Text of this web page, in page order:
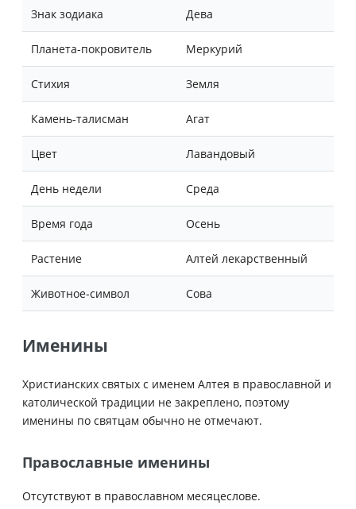
Знак зодиака Дева
Планета-покровитель Меркурий
Стихия Земля
Камень-талисман Агат
Цвет Лавандовый
День недели Среда
Время года Осень
Растение Алтей лекарственный
Животное-символ Сова
Именины
Христианских святых с именем Алтея в православной и
католической традиции не закреплено, поэтому
именины по святцам обычно не отмечают.
Православные именины
Отсутствуют в православном месяцеслове.